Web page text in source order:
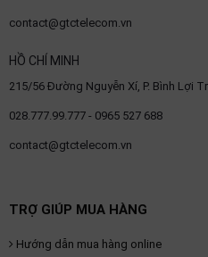
contact@gtctelecom.vn
HỒ CHÍ MINH
215/56 Đường Nguyễn Xí, P. Bình Lợi
028.777.99.777 - 0965 527 688
contact@gtctelecom.vn
TRỢ GIÚP MUA HÀNG
Hướng dẫn mua hàng online